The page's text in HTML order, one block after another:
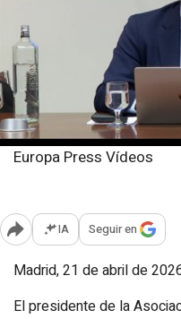
Europa Press Vídeos
Abrir opciones para
IA Seguir en
Madrid, 21 de abril de
El presidente de la